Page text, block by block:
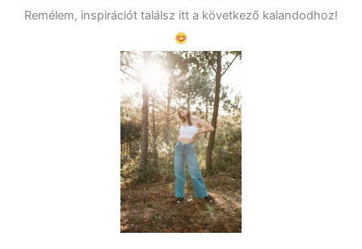
Remélem, inspirációt találsz itt a következő kalandodhoz!